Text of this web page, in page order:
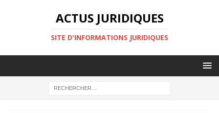
ACTUS JURIDIQUES
SITE D'INFORMATIONS JURIDIQUES